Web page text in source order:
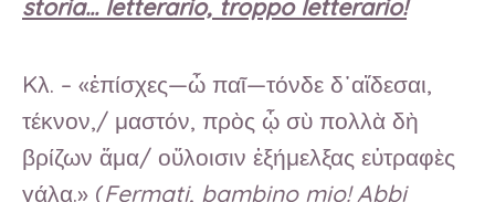
storia… letterario, troppo letterario!
Kλ. – «ἐπίσχες—ὦ παῖ—τόνδε δ᾿αἴδεσαι,
τέκνον,/ μαστόν, πρὸς ᾧ σὺ πολλὰ δὴ
βρίζων ἅμα/ οὔλοισιν ἐξήμελξας εὐτραφὲς
γάλα.» (Fermati, bambino mio! Abbi